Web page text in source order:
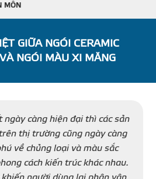
DỰ
KÊNH PHÂN
THƯ
MÔN
GIỮA NGÓI CERAMIC
NGÓI MÀU XI MĂNG
ngày càng hiện đại thì các sản
thị trường cũng ngày càng
về chủng loại và màu sắc
cách kiến trúc khác nhau.